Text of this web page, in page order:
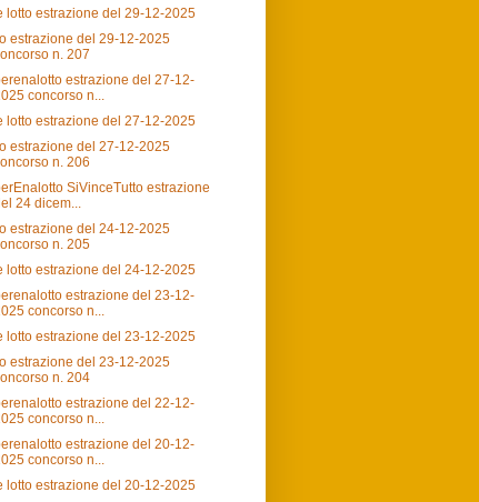
lotto estrazione del 29-12-2025
estrazione del 29-12-2025
n. 207
estrazione del 27-12-
concorso n...
lotto estrazione del 27-12-2025
estrazione del 27-12-2025
n. 206
SiVinceTutto estrazione
24 dicem...
estrazione del 24-12-2025
n. 205
lotto estrazione del 24-12-2025
estrazione del 23-12-
concorso n...
lotto estrazione del 23-12-2025
estrazione del 23-12-2025
n. 204
estrazione del 22-12-
concorso n...
estrazione del 20-12-
concorso n...
lotto estrazione del 20-12-2025